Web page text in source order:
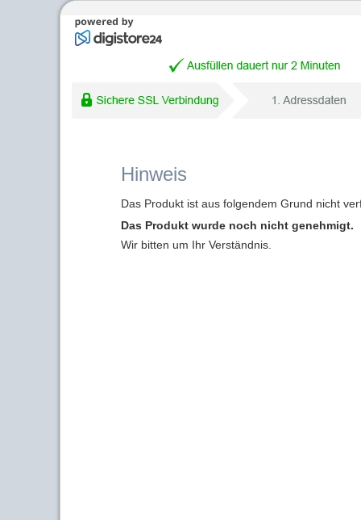
Hinweis
Das Produkt ist aus folgendem Grund nicht
Das Produkt wurde noch nicht genehmigt.
Wir bitten um Ihr Verständnis.